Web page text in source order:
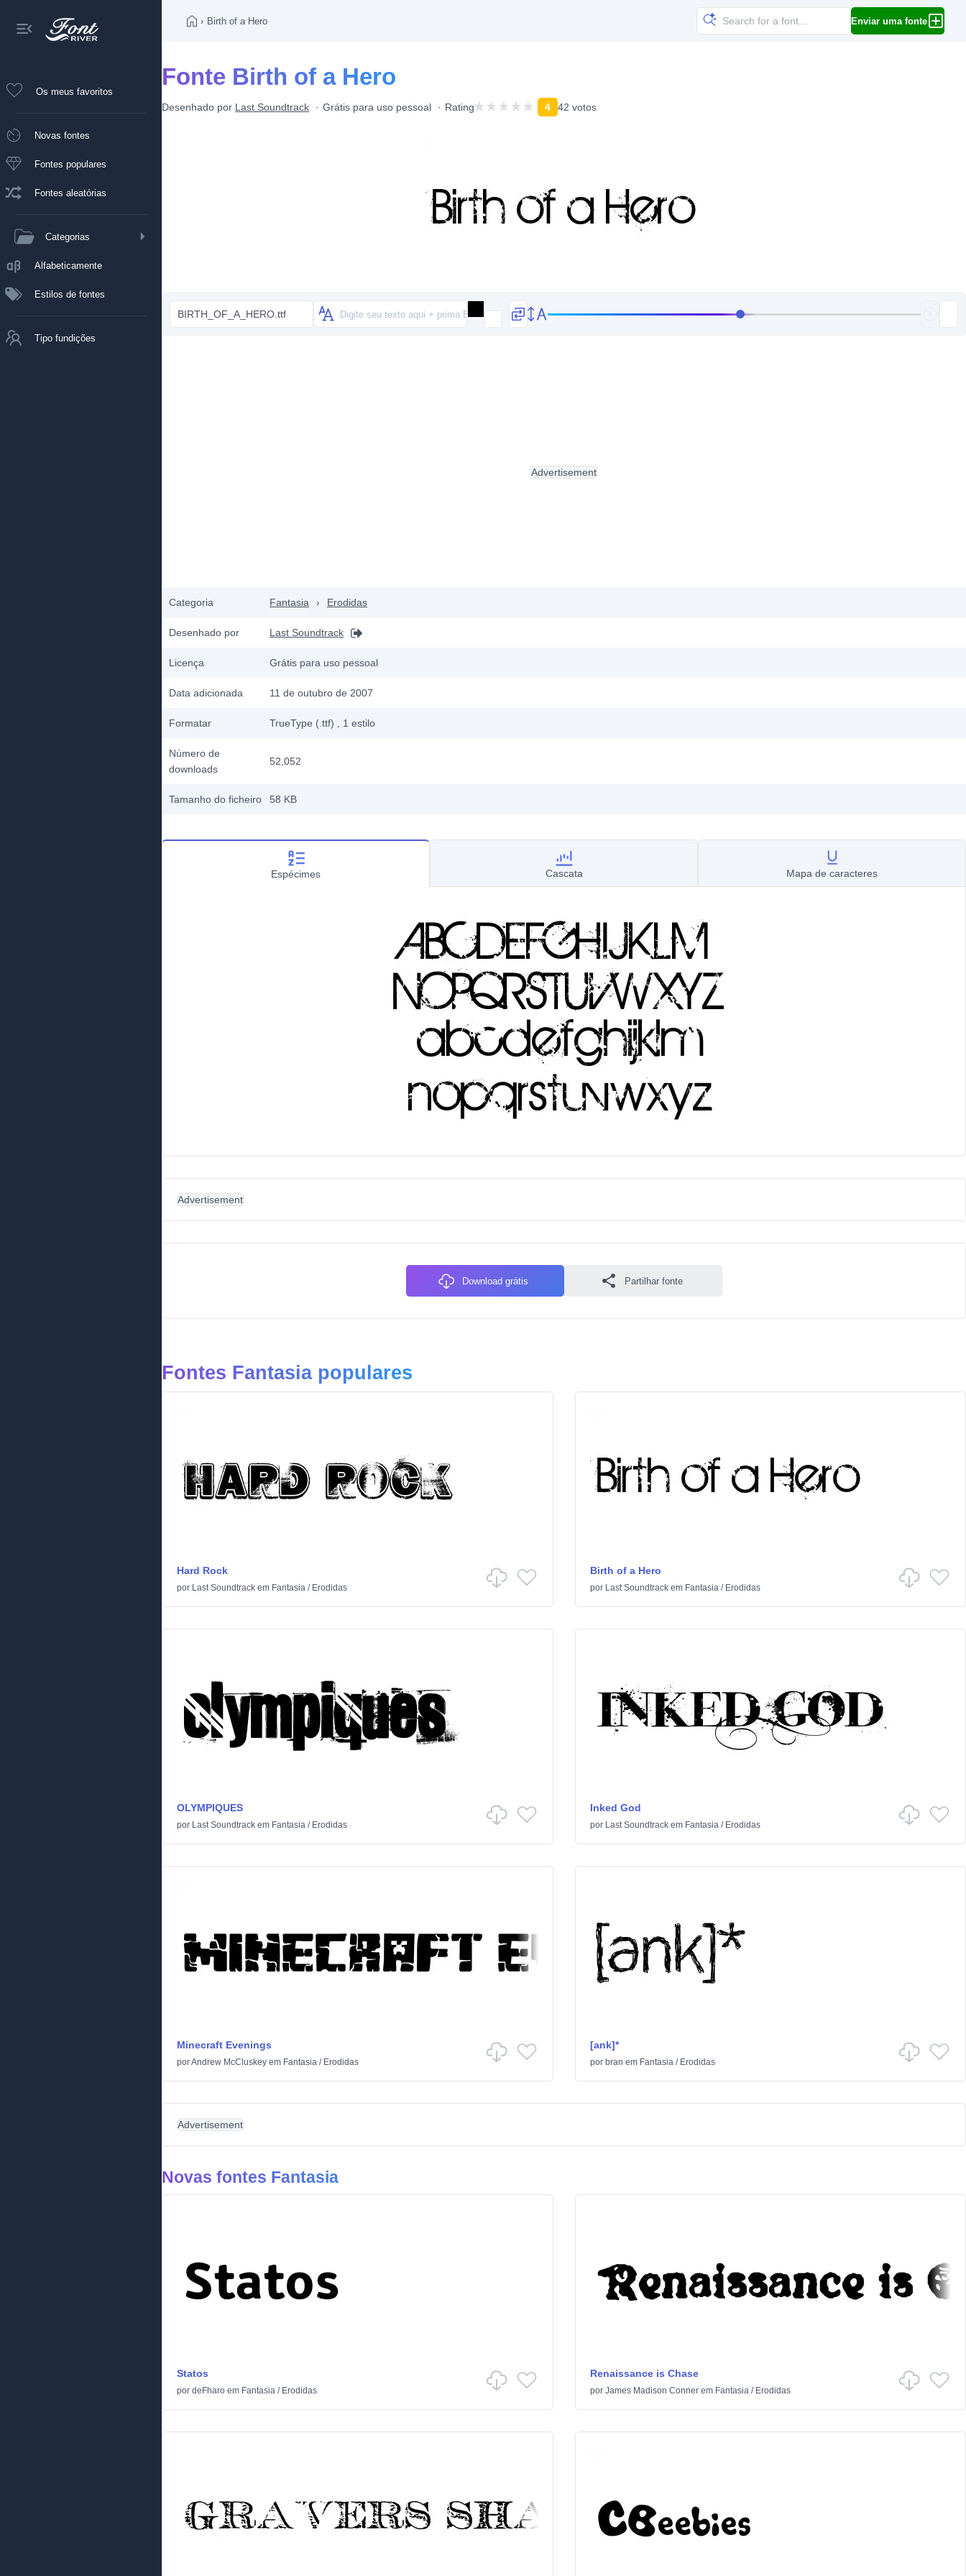
Os meus favoritos
Novas fontes
Fontes populares
Fontes aleatórias
Categorias
Alfabeticamente
Estilos de fontes
Tipo fundições
› Birth of a Hero Enviar uma fonte
Fonte Birth of a Hero
Desenhado por Last Soundtrack Grátis para uso pessoal Rating 4 42 votos
BIRTH_OF_A_HERO.ttf
Categoria Fantasia › Erodidas
Desenhado por Last Soundtrack
Licença Grátis para uso pessoal
Data adicionada 11 de outubro de 2007
Formatar TrueType (.ttf) , 1 estilo
Número de
downloads
52,052
Tamanho do ficheiro 58 KB
Advertisement
Espécimes Cascata Mapa de caracteres
Advertisement
Download grátis Partilhar fonte
Fontes Fantasia populares
Hard Rock
por Last Soundtrack em Fantasia / Erodidas
Birth of a Hero
por Last Soundtrackem Fantasia/ Erodidas
OLYMPIQUES
por Last Soundtrack em Fantasia / Erodidas
Inked God
por Last Soundtrackem Fantasia/ Erodidas
Minecraft Evenings
porAndrew McCluskey em Fantasia / Erodidas
[ank]*
por bran em Fantasia/ Erodidas
Advertisement
Novas fontes Fantasia
Statos
por deFharo em Fantasia / Erodidas
Renaissance is Chase
por James Madison Connerem Fantasia/ Erodidas